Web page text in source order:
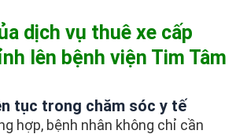
dịch vụ thuê xe cấp
lên bệnh viện Tim Tâm
tục trong chăm sóc y tế
hợp, bệnh nhân không chỉ cần